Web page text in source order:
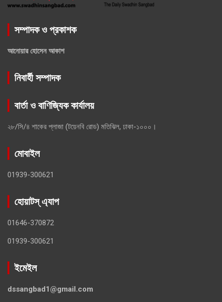
সম্পাদক ও প্রকাশক
আনোয়ার হোসেন আকাশ
নিবার্হী সম্পাদক
বার্তা ও বাণিজ্যিক কার্যালয়
২৮/সি/৪ শাকের প্লাজা (টয়েনবি রোড) মতিঝিল, ঢাকা-১০০০।
মোবাইল
01939-300621
হোয়াটস্ এ্যাপ
01646-370872
01939-300621
ইমেইল
dssangbad1@gmail.com